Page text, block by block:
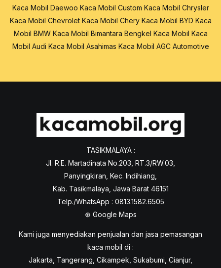
Kaca Mobil Daewoo Kaca Mobil Custom Kaca Mobil Chrysler
Kaca Mobil Chevrolet Kaca Mobil Chery Kaca Mobil BYD Kaca
Mobil BMW Kaca Mobil Bimantara Bengkel Kaca Mobil Kaca
Mobil Audi Kaca Mobil Asahimas Kaca Mobil AGC Automotive
TASIKMALAYA :
Jl. R.E. Martadinata No.203, RT.3/RW.03,
Panyingkiran, Kec. Indihiang,
Kab. Tasikmalaya, Jawa Barat 46151
Telp./WhatsApp : 0813.1582.6505
⊕ Google Maps
Kami juga menyediakan penjualan dan jasa pemasangan
kaca mobil di :
Jakarta, Tangerang, Cikampek, Sukabumi, Cianjur,